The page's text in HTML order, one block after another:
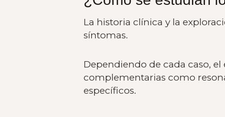
La historia clínica y la
síntomas.
Dependiendo de cada caso,
complementarias como
específicos.